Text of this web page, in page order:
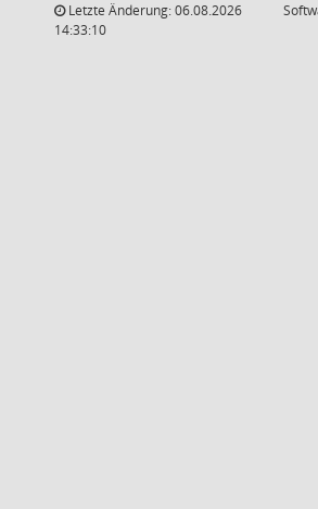
Letzte Änderung: 06.08.2026
14:33:10